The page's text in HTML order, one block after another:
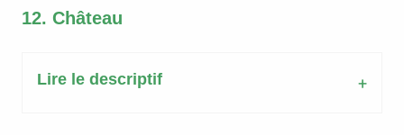
12. Château
Lire le descriptif